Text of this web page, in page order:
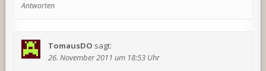
Antworten
TomausDO sagt:
26. November 2011 um 18:53 Uhr